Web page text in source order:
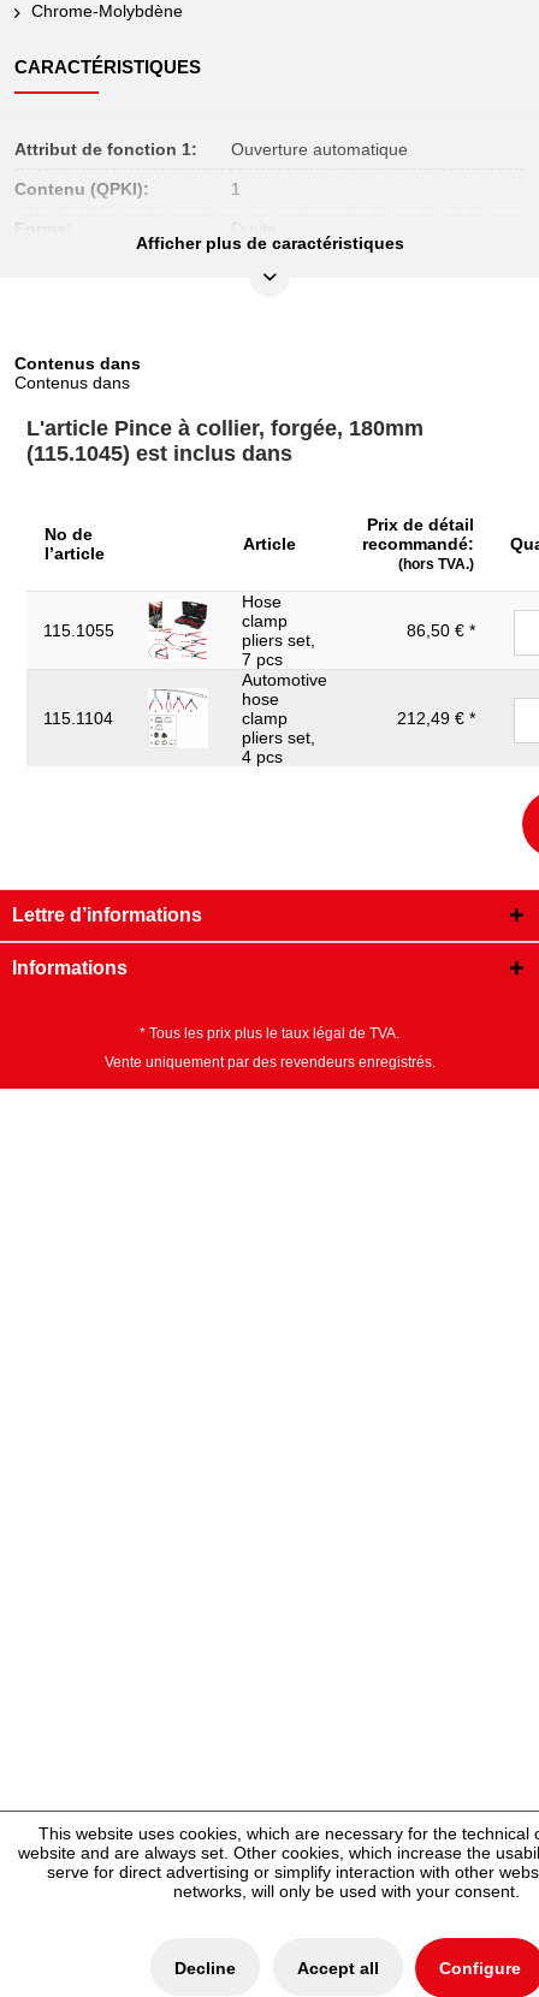
Chrome-Molybdène
CARACTÉRISTIQUES
Attribut de fonction 1: Ouverture automatique
Contenu (QPKI): 1
Longueur de l’emballage
Longueur de mors C en
mm:
25
Matière: Acier Chrome Molybdène extra-fin
Poids en g: 215
Type de poignée: Poignée isolée par bain
Utilisation générale:
Pour l'ouverture et la fermeture de
collier Cobra
Afficher plus de caractéristiques
Contenus dans
Contenus dans
L'article Pince à collier, forgée, 180mm
(115.1045) est inclus dans
No de
l’article
Article
Prix de détail
recommandé:
(hors TVA.)
115.1055
Hose
clamp
pliers set,
7 pcs
86,50 € *
115.1104
Automotive
hose
clamp
pliers set,
4 pcs
212,49 € *
Lettre d’informations
Informations
* Tous les prix plus le taux légal de TVA.
Vente uniquement par des revendeurs enregistrés.
This website uses cookies, which are necessary for the technical
website and are always set. Other cookies, which increase the
serve for direct advertising or simplify interaction with other
networks, will only be used with your consent.
Decline Accept all Configure